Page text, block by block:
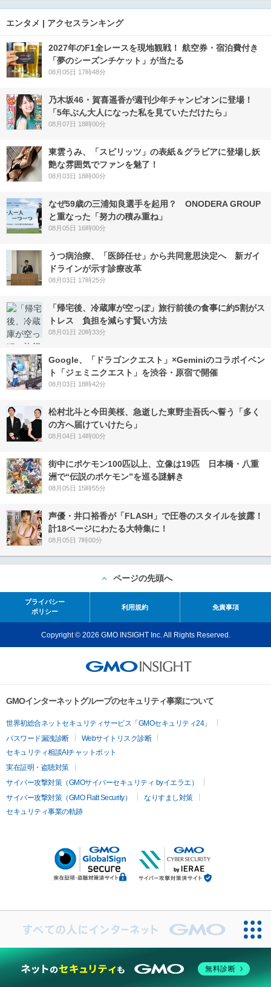
エンタメ | アクセスランキング
2027年のF1全レースを現地観戦！ 航空券・宿泊費付き
「夢のシーズンチケット」が当たる
08月05日 17時48分
乃木坂46・賀喜遥香が週刊少年チャンピオンに登場！
「5年ぶん大人になった私を見ていただけたら」
08月07日 18時00分
東雲うみ、「スピリッツ」の表紙＆グラビアに登場し妖
艶な雰囲気でファンを魅了！
08月03日 18時00分
なぜ59歳の三浦知良選手を起用？ ONODERA GROUP
と重なった「努力の積み重ね」
08月05日 16時00分
うつ病治療、「医師任せ」から共同意思決定へ 新ガイ
ドラインが示す診療改革
08月03日 17時25分
「帰宅後、冷蔵庫が空っぽ」旅行前後の食事に約5割がス
トレス 負担を減らす賢い方法
08月01日 20時33分
Google、「ドラゴンクエスト」×Geminiのコラボイベン
ト「ジェミニクエスト」を渋谷・原宿で開催
08月03日 18時42分
松村北斗と今田美桜、急逝した東野圭吾氏へ誓う「多く
の方へ届けていけたら」
08月04日 14時00分
街中にポケモン100匹以上、立像は19匹 日本橋・八重
洲で“伝説のポケモン”を巡る謎解き
08月05日 15時55分
声優・井口裕香が「FLASH」で圧巻のスタイルを披露！
計18ページにわたる大特集に！
08月05日 7時00分
ページの先頭へ
プライバシー
ポリシー
利用規約 免責事項
Copyright © 2026 GMO INSIGHT Inc. All Rights Reserved.
GMOインターネットグループのセキュリティ事業について
世界初総合ネットセキュリティサービス「GMOセキュリティ24」
パスワード漏洩診断
Webサイトリスク診断
セキュリティ相談AIチャットボット
実在証明・盗聴対策
サイバー攻撃対策（GMOサイバーセキュリティ byイエラエ）
サイバー攻撃対策（GMO Flatt Security）
なりすまし対策
セキュリティ事業の軌跡
無料診断